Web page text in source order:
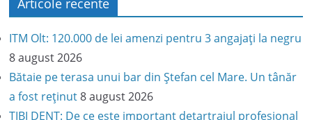
Articole recente
ITM Olt: 120.000 de lei amenzi pentru 3 angajați la negru
8 august 2026
Bătaie pe terasa unui bar din Ștefan cel Mare. Un tânăr
a fost reținut 8 august 2026
TIBI DENT: De ce este important detartrajul profesional